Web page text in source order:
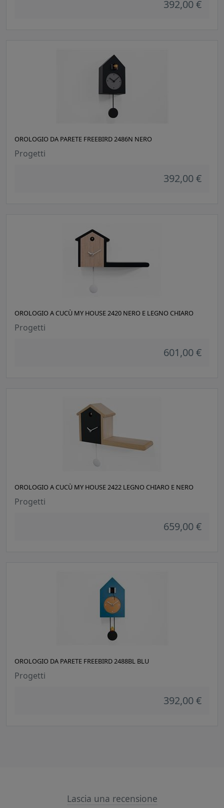
392,00 €
OROLOGIO DA PARETE FREEBIRD 2486N NERO
Progetti
392,00 €
OROLOGIO A CUCÙ MY HOUSE 2420 NERO E LEGNO CHIARO
Progetti
601,00 €
OROLOGIO A CUCÙ MY HOUSE 2422 LEGNO CHIARO E NERO
Progetti
659,00 €
OROLOGIO DA PARETE FREEBIRD 2488BL BLU
Progetti
392,00 €
Lascia una recensione